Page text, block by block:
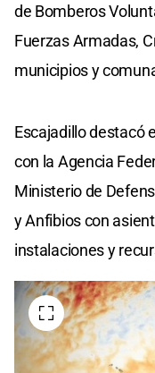
de Bomberos
Fuerzas Armadas,
municipios y
Escajadillo destacó
con la Agencia
Ministerio de
y Anfibios con
instalaciones y